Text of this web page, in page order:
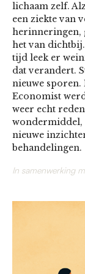
lichaam zelf.
een ziekte van
herinneringen,
het van
tijd leek er
dat verandert.
nieuwe sporen.
Economist
weer echt
wondermiddel,
nieuwe
behandelingen.
In samenwerking